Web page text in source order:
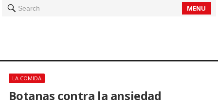
Search MENU
LA COMIDA
Botanas contra la ansiedad